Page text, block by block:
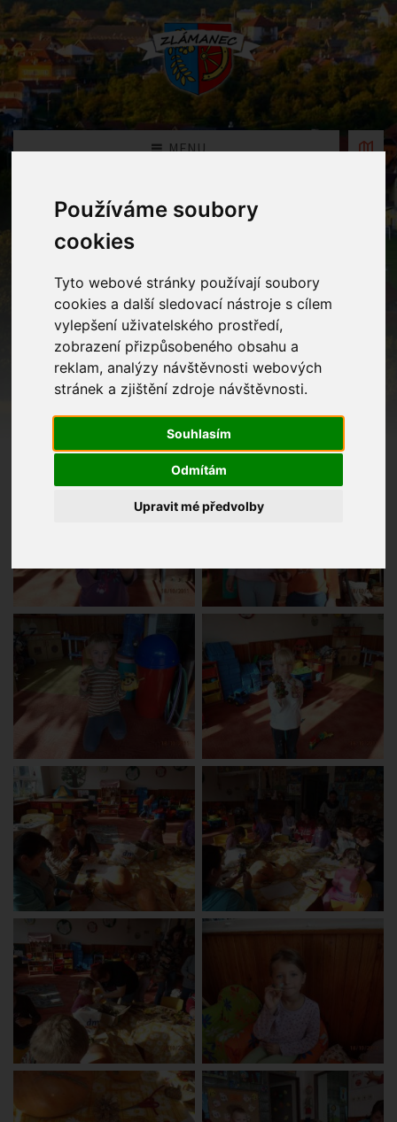
Používáme soubory
cookies
Tyto webové stránky používají soubory
cookies a další sledovací nástroje s cílem
vylepšení uživatelského prostředí,
zobrazení přizpůsobeného obsahu a
reklam, analýzy návštěvnosti webových
stránek a zjištění zdroje návštěvnosti.
Souhlasím
Odmítám
Upravit mé předvolby
MENU
Fotogalerie